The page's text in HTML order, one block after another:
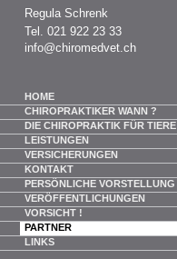
Regula Schrenk
Tel. 021 922 23 33
info@chiromedvet.ch
HOME
CHIROPRAKTIKER WANN ?
DIE CHIROPRAKTIK FÜR TIERE
LEISTUNGEN
VERSICHERUNGEN
KONTAKT
PERSÖNLICHE VORSTELLUNG
VERÖFFENTLICHUNGEN
VORSICHT !
PARTNER
LINKS